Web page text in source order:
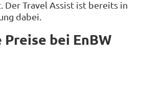
Der Travel Assist ist bereits in
dabei.
bei EnBW